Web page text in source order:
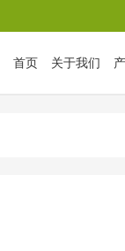
首页 关于我们